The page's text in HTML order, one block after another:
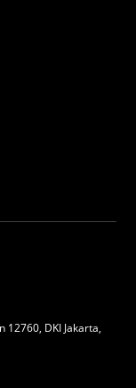
12760, DKI Jakarta,